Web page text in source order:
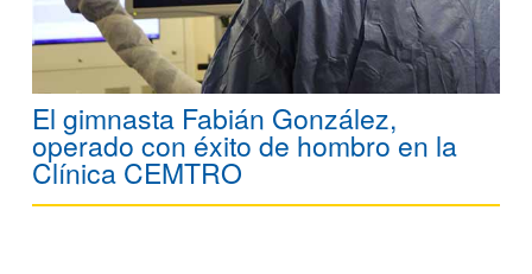
El gimnasta Fabián González,
operado con éxito de hombro en la
Clínica CEMTRO